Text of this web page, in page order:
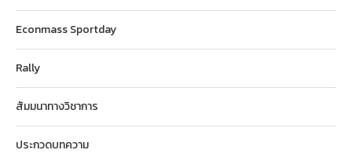
Econmass Sportday
Rally
สัมมนาทางวิชาการ
ประกวดบทความ